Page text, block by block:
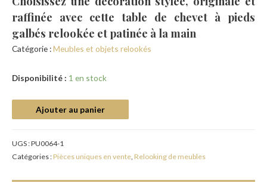
raffinée avec cette table de chevet à pieds
galbés relookée et patinée à la main
Catégorie :Meubles et objets relookés
Disponibilité : 1 en stock
Ajouter au panier
UGS :PU0064-1
Catégories : Pièces uniques en vente, Relooking de meubles